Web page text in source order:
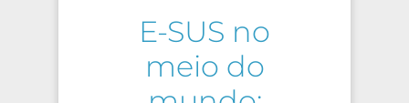
E-SUS no
meio do